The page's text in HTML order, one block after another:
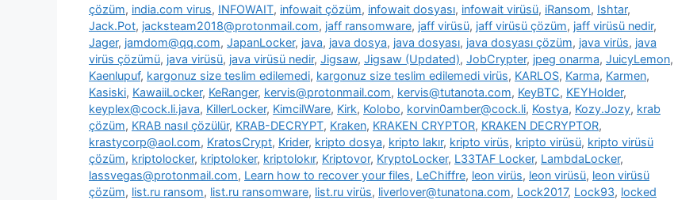
çözüm, india.com virus, INFOWAIT, infowait çözüm, infowait dosyası, infowait virüsü, iRansom, Ishtar,
Jack.Pot, jacksteam2018@protonmail.com, jaff ransomware, jaff virüsü, jaff virüsü çözüm, jaff virüsü nedir,
Jager, jamdom@qq.com, JapanLocker, java, java dosya, java dosyası, java dosyası çözüm, java virüs, java
virüs çözümü, java virüsü, java virüsü nedir, Jigsaw, Jigsaw (Updated), JobCrypter, jpeg onarma, JuicyLemon,
Kaenlupuf, kargonuz size teslim edilemedi, kargonuz size teslim edilemedi virüs, KARLOS, Karma, Karmen,
Kasiski, KawaiiLocker, KeRanger, kervis@protonmail.com, kervis@tutanota.com, KeyBTC, KEYHolder,
keyplex@cock.li.java, KillerLocker, KimcilWare, Kirk, Kolobo, korvin0amber@cock.li, Kostya, Kozy.Jozy, krab
çözüm, KRAB nasıl çözülür, KRAB-DECRYPT, Kraken, KRAKEN CRYPTOR, KRAKEN DECRYPTOR,
krastycorp@aol.com, KratosCrypt, Krider, kripto dosya, kripto lakır, kripto virüs, kripto virüsü, kripto virüsü
çözüm, kriptolocker, kriptoloker, kriptolokır, Kriptovor, KryptoLocker, L33TAF Locker, LambdaLocker,
lassvegas@protonmail.com, Learn how to recover your files, LeChiffre, leon virüs, leon virüsü, leon virüsü
çözüm, list.ru ransom, list.ru ransomware, list.ru virüs, liverlover@tunatona.com, Lock2017, Lock93, locked